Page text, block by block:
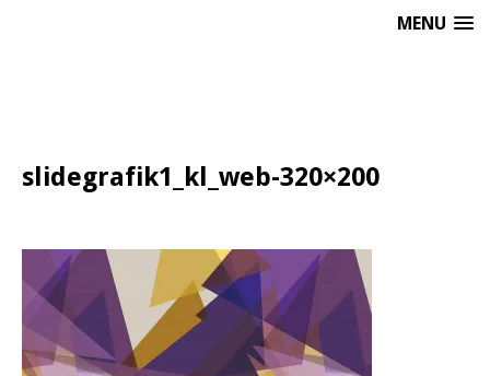
MENU
slidegrafik1_kl_web-320×200